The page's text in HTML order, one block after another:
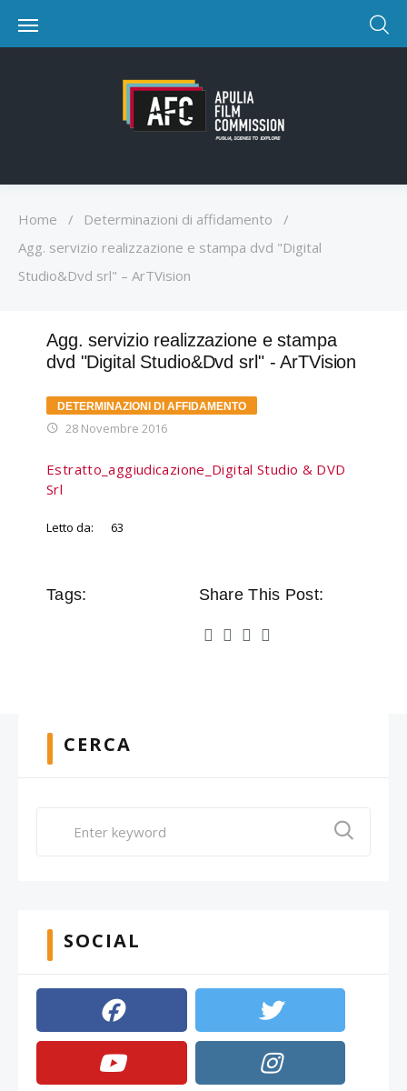
Home / Determinazioni di affidamento
/
Agg. servizio realizzazione e stampa dvd "Digital
Studio&Dvd srl" – ArTVision
Agg. servizio realizzazione e stampa
dvd "Digital Studio&Dvd srl" - ArTVision
DETERMINAZIONI DI AFFIDAMENTO
28 Novembre 2016
Estratto_aggiudicazione_Digital Studio & DVD
Srl
Letto da: 63
Tags: Share This Post:
CERCA
SOCIAL